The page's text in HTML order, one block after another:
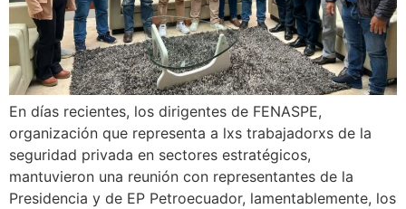
En días recientes, los dirigentes de FENASPE,
organización que representa a lxs trabajadorxs de la
seguridad privada en sectores estratégicos,
mantuvieron una reunión con representantes de la
Presidencia y de EP Petroecuador, lamentablemente, los